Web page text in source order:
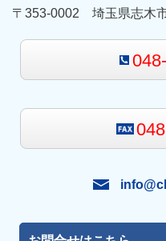
〒353-0002 埼玉県志木